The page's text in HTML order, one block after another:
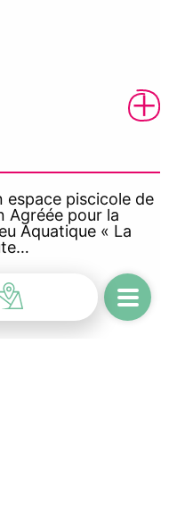
espace piscicole de
Agréée pour la
Aquatique « La